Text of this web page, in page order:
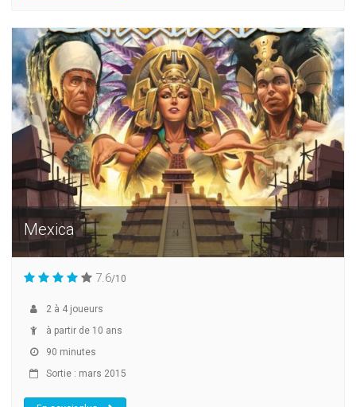
Mexica
7.6/10
2 à 4 joueurs
à partir de 10 ans
90 minutes
Sortie : mars 2015